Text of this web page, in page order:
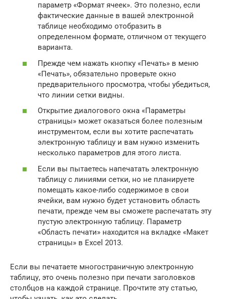
параметр «Формат ячеек». Это полезно, если
фактические данные в вашей электронной
таблице необходимо отобразить в
определенном формате, отличном от текущего
варианта.
Прежде чем нажать кнопку «Печать» в меню
«Печать», обязательно проверьте окно
предварительного просмотра, чтобы убедиться,
что линии сетки видны.
Открытие диалогового окна «Параметры
страницы» может оказаться более полезным
инструментом, если вы хотите распечатать
электронную таблицу и вам нужно изменить
несколько параметров для этого листа.
Если вы пытаетесь напечатать электронную
таблицу с линиями сетки, но не планируете
помещать какое-либо содержимое в свои
ячейки, вам нужно будет установить область
печати, прежде чем вы сможете распечатать эту
пустую электронную таблицу. Параметр
«Область печати» находится на вкладке «Макет
страницы» в Excel 2013.
Если вы печатаете многостраничную электронную
таблицу, это очень полезно при печати заголовков
столбцов на каждой странице. Прочтите эту статью,